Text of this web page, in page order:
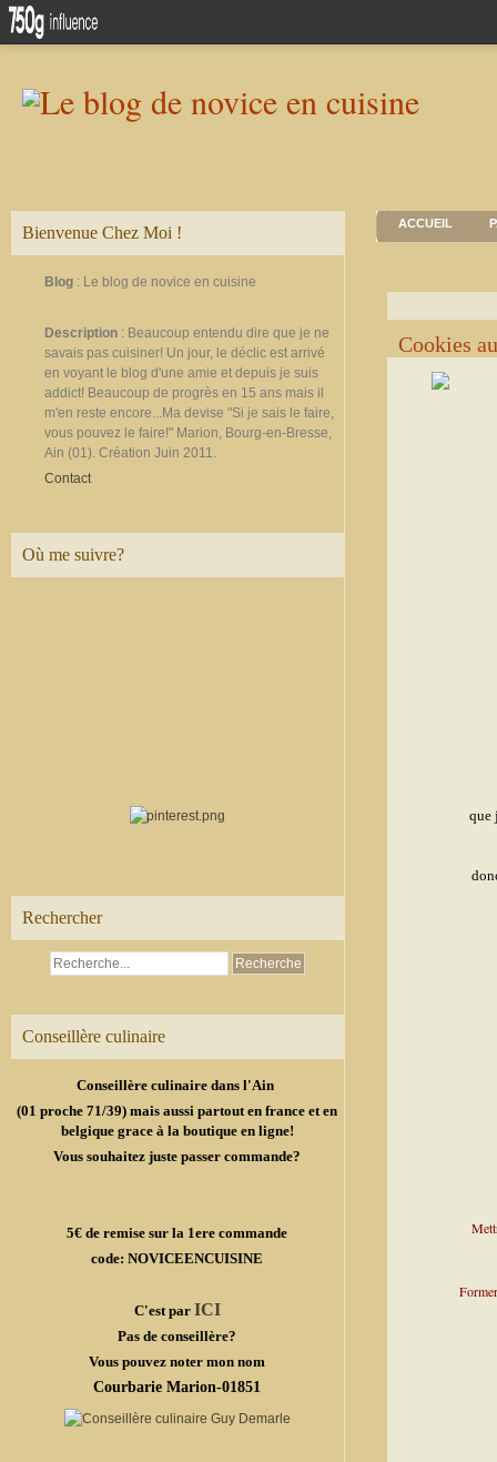
Bienvenue Chez Moi !
Blog : Le blog de novice en cuisine
Description : Beaucoup entendu dire que je ne
savais pas cuisiner! Un jour, le déclic est arrivé
en voyant le blog d'une amie et depuis je suis
addict! Beaucoup de progrès en 15 ans mais il
m'en reste encore...Ma devise "Si je sais le faire,
vous pouvez le faire!" Marion, Bourg-en-Bresse,
Ain (01). Création Juin 2011.
Contact
Où me suivre?
Rechercher
Conseillère culinaire
Conseillère culinaire dans l'Ain
(01 proche 71/39) mais aussi partout en france et en
belgique grace à la boutique en ligne!
Vous souhaitez juste passer commande?
5€ de remise sur la 1ere commande
code: NOVICEENCUISINE
C'est par ICI
Pas de conseillère?
Vous pouvez noter mon nom
Courbarie Marion-01851
ACCUEIL
Cookies
que